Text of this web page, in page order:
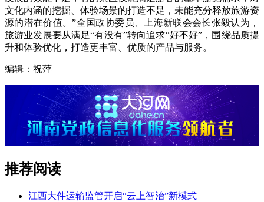
文化内涵的挖掘、体验场景的打造不足，未能充分释放旅游资
源的潜在价值。”全国政协委员、上海新联会会长张毅认为，
旅游业发展要从满足“有没有”转向追求“好不好”，围绕品质提
升和体验优化，打造更丰富、优质的产品与服务。
编辑：祝萍
推荐阅读
江西大件运输监管开启“云上智治”新模式